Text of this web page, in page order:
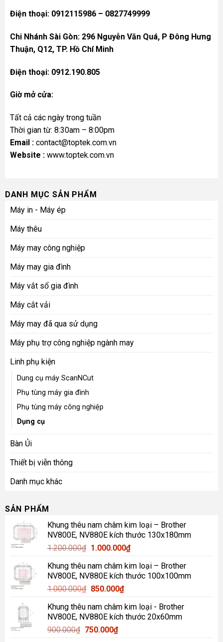
Điện thoại: 0912115986 – 0827749999
Chi Nhánh Sài Gòn: 296 Nguyễn Văn Quá, P Đông Hưng
Thuận, Q12, TP. Hồ Chí Minh
Điện thoại: 0912.190.805
Giờ mở cửa:
Tất cả các ngày trong tuần
Thời gian từ: 8:30am – 8:00pm
Email : contact@toptek.com.vn
Website : www.toptek.com.vn
DANH MỤC SẢN PHẨM
Máy in - Máy ép
Máy thêu
Máy may công nghiệp
Máy may gia đình
Máy vắt sổ gia đình
Máy cắt vải
Máy may đã qua sử dụng
Máy phụ trợ công nghiệp ngành may
Linh phụ kiện
Dung cụ máy ScanNCut
Phụ tùng máy gia đình
Phụ tùng máy công nghiệp
Dụng cụ
Bàn Ủi
Thiết bị viễn thông
Danh mục khác
SẢN PHẨM
Khung thêu nam châm kim loại – Brother
NV800E, NV880E kích thước 130x180mm
1.200.000₫ Giá
là:
1.200.000₫.
1.000.000₫Giá
tại
là:
Khung thêu nam châm kim loại – Brother
NV800E, NV880E kích thước 100x100mm
1.000.000₫ Giá
là:
1.000.000₫.
850.000₫Giá
tại
là:
Khung thêu nam châm kim loại - Brother
NV800E, NV880E kích thước 20x60mm
900.000₫ Giá
750.000₫Giá